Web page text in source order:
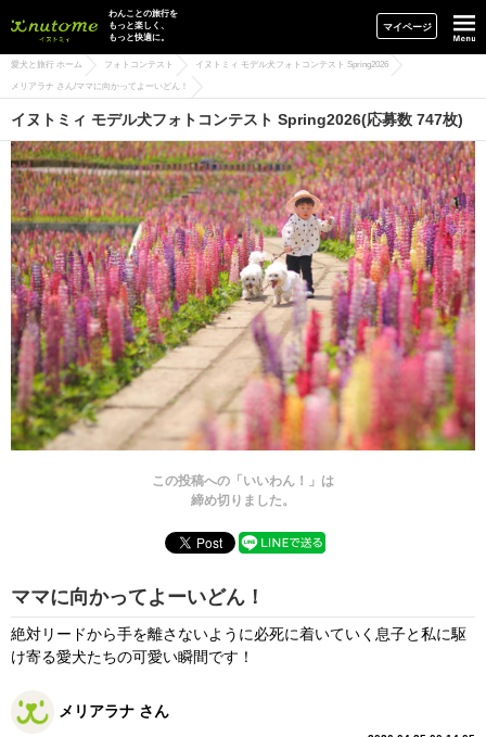
イヌトミィ
わんことの旅行を
もっと楽しく、
もっと快適に。
マイページ
愛犬と旅行 ホーム フォトコンテスト イヌトミィ モデル犬フォトコンテスト Spring2026
メリアラナ さん/ママに向かってよーいどん！
イヌトミィ モデル犬フォトコンテスト Spring2026(応募数 747枚)
この投稿への「いいわん！」は
締め切りました。
ママに向かってよーいどん！
絶対リードから手を離さないように必死に着いていく息子と私に駆
け寄る愛犬たちの可愛い瞬間です！
メリアラナ さん